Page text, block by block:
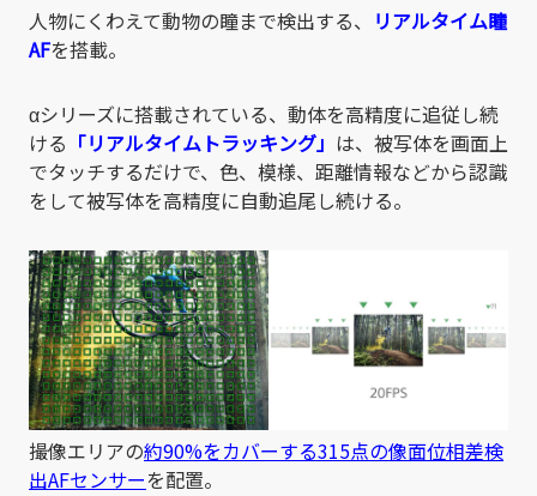
人物にくわえて動物の瞳まで検出する、 リアルタイム瞳
AFを搭載。
αシリーズに搭載されている、動体を高精度に追従し続
ける 「リアルタイムトラッキング」 は、被写体を画面上
でタッチするだけで、色、模様、距離情報などから認識
をして被写体を高精度に自動追尾し続ける。
撮像エリアの約90%をカバーする315点の像面位相差検
出AFセンサーを配置。